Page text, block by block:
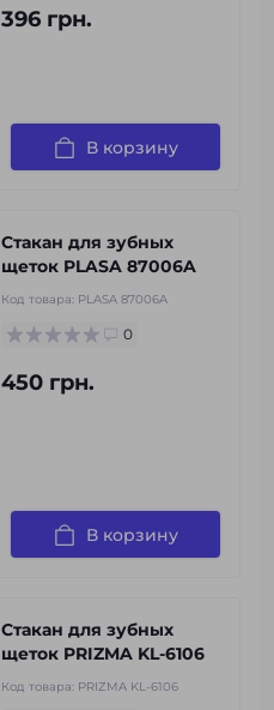
396 грн.
В корзину
Стакан для зубных
щеток PLASA 87006A
Код товара: PLASA 87006A
0
450 грн.
В корзину
Стакан для зубных
щеток PRIZMA KL-6106
Код товара: PRIZMA KL-6106